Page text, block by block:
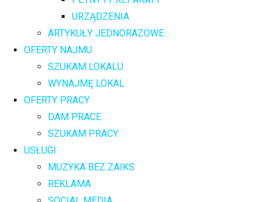
URZĄDZENIA
ARTYKUŁY JEDNORAZOWE
OFERTY NAJMU
SZUKAM LOKALU
WYNAJMĘ LOKAL
OFERTY PRACY
DAM PRACE
SZUKAM PRACY
USŁUGI
MUZYKA BEZ ZAIKS
REKLAMA